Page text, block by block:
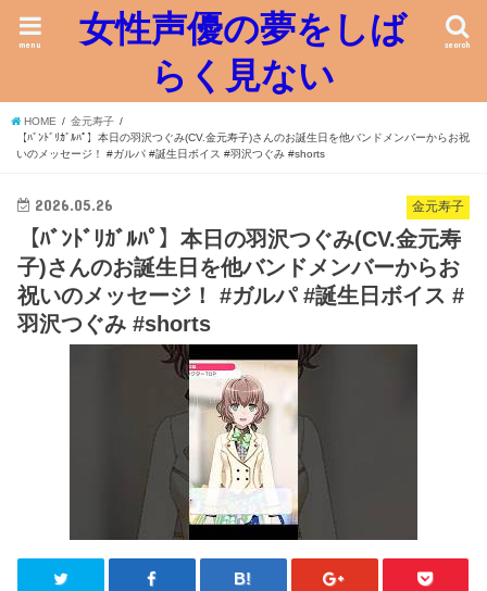
女性声優の夢をしば
らく見ない
search
menu
HOME
金元寿子
【ﾊﾞﾝﾄﾞﾘｶﾞﾙﾊﾟ】本日の羽沢つぐみ(CV.金元寿子)さんのお誕生日を他バンドメンバーからお祝
いのメッセージ！ #ガルパ #誕生日ボイス #羽沢つぐみ #shorts
金元寿子
2026.05.26
【ﾊﾞﾝﾄﾞﾘｶﾞﾙﾊﾟ】本日の羽沢つぐみ(CV.金元寿
子)さんのお誕生日を他バンドメンバーからお
祝いのメッセージ！ #ガルパ #誕生日ボイス #
羽沢つぐみ #shorts